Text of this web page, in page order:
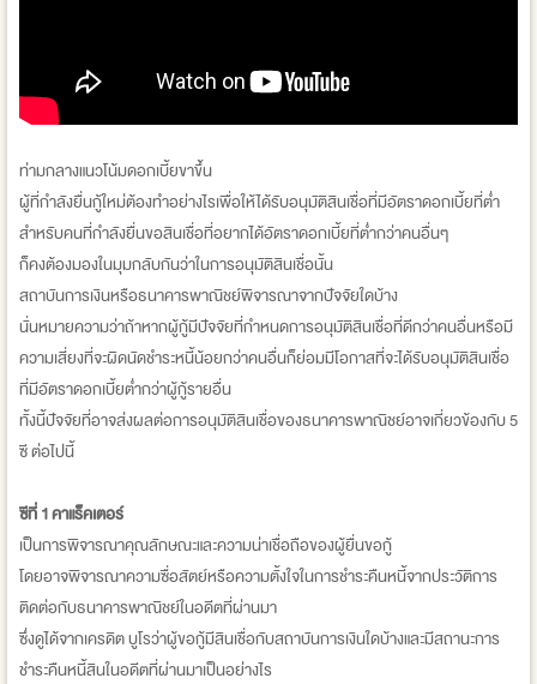
ท่ามกลางแนวโน้มดอกเบี้ยขาขึ้น
ผู้ที่กำลังยื่นกู้ใหม่ต้องทำอย่างไรเพื่อให้ได้รับอนุมัติสินเชื่อที่มีอัตราดอกเบี้ยที่ต่ำ
สำหรับคนที่กำลังยื่นขอสินเชื่อที่อยากได้อัตราดอกเบี้ยที่ต่ำกว่าคนอื่นๆ
ก็คงต้องมองในมุมกลับกันว่าในการอนุมัติสินเชื่อนั้น
สถาบันการเงินหรือธนาคารพาณิชย์พิจารณาจากปัจจัยใดบ้าง
นั่นหมายความว่าถ้าหากผู้กู้มีปัจจัยที่กำหนดการอนุมัติสินเชื่อที่ดีกว่าคนอื่นหรือมี
ความเสี่ยงที่จะผิดนัดชำระหนี้น้อยกว่าคนอื่นก็ย่อมมีโอกาสที่จะได้รับอนุมัติสินเชื่อ
ที่มีอัตราดอกเบี้ยต่ำกว่าผู้กู้รายอื่น
ทั้งนี้ปัจจัยที่อาจส่งผลต่อการอนุมัติสินเชื่อของธนาคารพาณิชย์อาจเกี่ยวข้องกับ 5
ซี ต่อไปนี้
ซีที่ 1 คาแร็คเตอร์
เป็นการพิจารณาคุณลักษณะและความน่าเชื่อถือของผู้ยื่นขอกู้
โดยอาจพิจารณาความซื่อสัตย์หรือความตั้งใจในการชำระคืนหนี้จากประวัติการ
ติดต่อกับธนาคารพาณิชย์ในอดีตที่ผ่านมา
ซึ่งดูได้จากเครดิต บูโรว่าผู้ขอกู้มีสินเชื่อกับสถาบันการเงินใดบ้างและมีสถานะการ
ชำระคืนหนี้สินในอดีตที่ผ่านมาเป็นอย่างไร